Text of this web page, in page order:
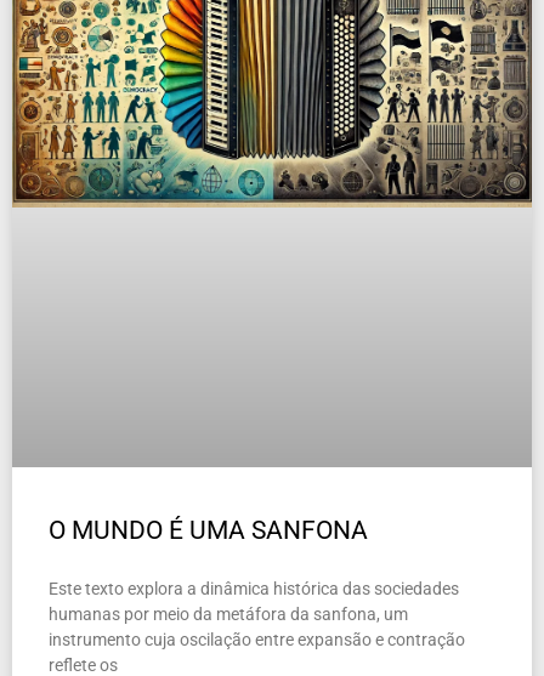
O MUNDO É UMA SANFONA
Este texto explora a dinâmica histórica das sociedades
humanas por meio da metáfora da sanfona, um
instrumento cuja oscilação entre expansão e contração
reflete os